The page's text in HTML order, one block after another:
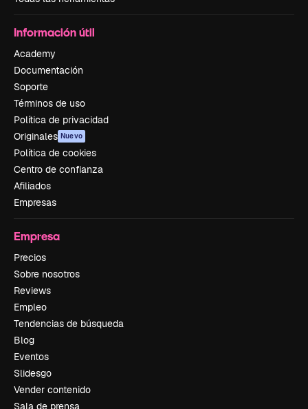
Información útil
Academy
Documentación
Soporte
Términos de uso
Política de privacidad
Originales Nuevo
Política de cookies
Centro de confianza
Afiliados
Empresas
Empresa
Precios
Sobre nosotros
Reviews
Empleo
Tendencias de búsqueda
Blog
Eventos
Slidesgo
Vender contenido
Sala de prensa